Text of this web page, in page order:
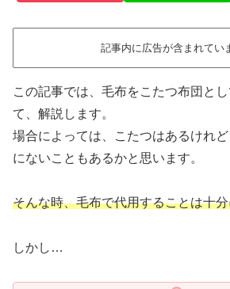
記事内に広告が含まれてい
この記事では、毛布をこたつ布団と
て、解説します。
場合によっては、こたつはあるけれ
にないこともあるかと思います。
そんな時、毛布で代用することは十
しかし…